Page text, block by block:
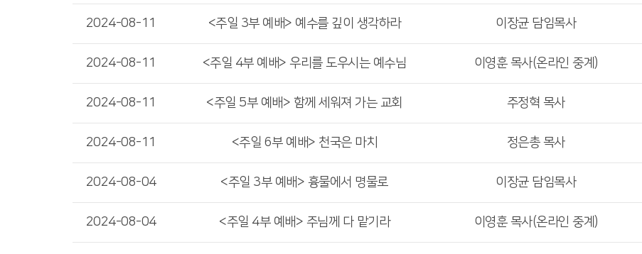
2024-08-11 <주일 3부 예배> 예수를 깊이 생각하라 이장균 담임목사
2024-08-11 <주일 4부 예배> 우리를 도우시는 예수님 이영훈 목사(온라인 중계)
2024-08-11 <주일 5부 예배> 함께 세워져 가는 교회 주정혁 목사
2024-08-11 <주일 6부 예배> 천국은 마치 정은총 목사
2024-08-04 <주일 3부 예배> 흉물에서 명물로 이장균 담임목사
2024-08-04 <주일 4부 예배> 주님께 다 맡기라 이영훈 목사(온라인 중계)